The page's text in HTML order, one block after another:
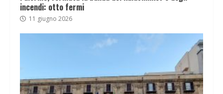
incendi: otto fermi
11 giugno 2026